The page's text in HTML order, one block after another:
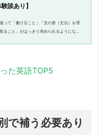
談あり】
って「書けること」「文の形（文法）を理
ること」がはっきり求められるようになり
た英語TOP5
で補う必要あり